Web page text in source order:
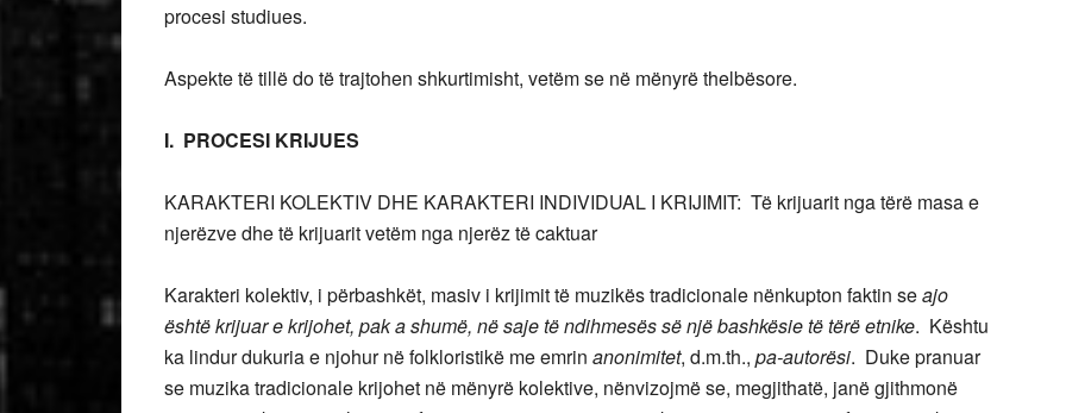
procesi studiues.
Aspekte të tillë do të trajtohen shkurtimisht, vetëm se në mënyrë thelbësore.
I. PROCESI KRIJUES
KARAKTERI KOLEKTIV DHE KARAKTERI INDIVIDUAL I KRIJIMIT: Të krijuarit nga tërë masa e
njerëzve dhe të krijuarit vetëm nga njerëz të caktuar
Karakteri kolektiv, i përbashkët, masiv i krijimit të muzikës tradicionale nënkupton faktin seajo
është krijuar e krijohet, pak a shumë, në saje të ndihmesës së një bashkësie të tërë etnike. Kështu
ka lindur dukuria e njohur në folkloristikë me emrin anonimitet, d.m.th., pa-autorësi. Duke pranuar
se muzika tradicionale krijohet në mënyrë kolektive, nënvizojmë se, megjithatë, janë gjithmonë